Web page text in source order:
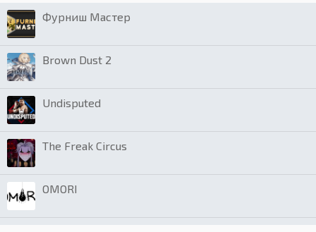
Фурниш Мастер
Brown Dust 2
Undisputed
The Freak Circus
OMORI